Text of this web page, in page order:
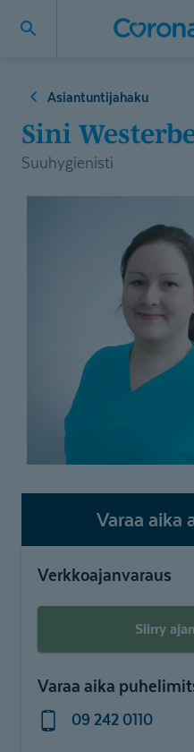
Asiantuntijahaku
Sini
Suuhygienisti
Varaa aika
Verkkoajanvaraus
Siirry
Varaa aika
09 242 0110